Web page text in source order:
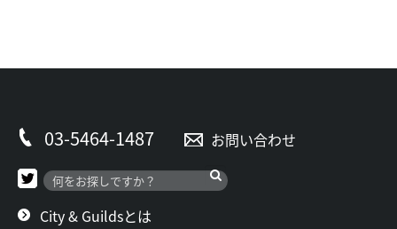
03-5464-1487 お問い合わせ
City & Guildsとは